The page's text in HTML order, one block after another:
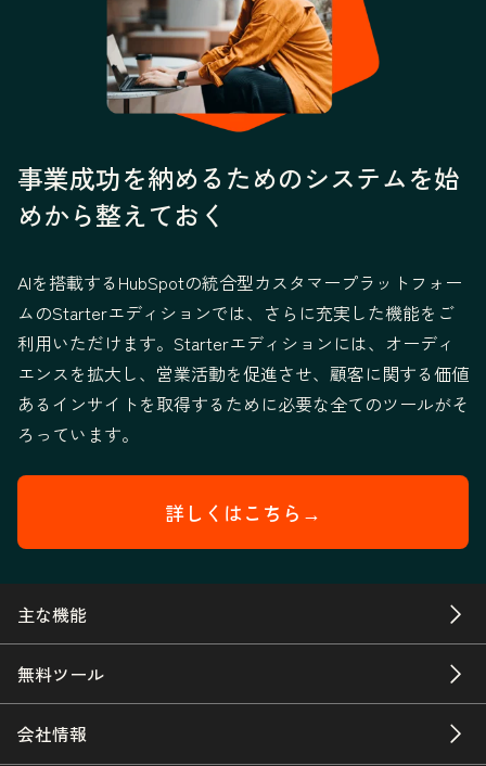
事業成功を納めるためのシステムを始
めから整えておく
AIを搭載するHubSpotの統合型カスタマープラットフォー
ムのStarterエディションでは、さらに充実した機能をご
利用いただけます。Starterエディションには、オーディ
エンスを拡大し、営業活動を促進させ、顧客に関する価値
あるインサイトを取得するために必要な全てのツールがそ
ろっています。
詳しくはこちら→
主な機能
無料ツール
会社情報